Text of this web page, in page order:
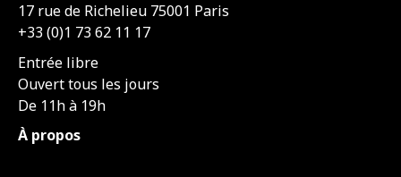
17 rue de Richelieu 75001 Paris
+33 (0)1 73 62 11 17
Entrée libre
Ouvert tous les jours
De 11h à 19h
À propos